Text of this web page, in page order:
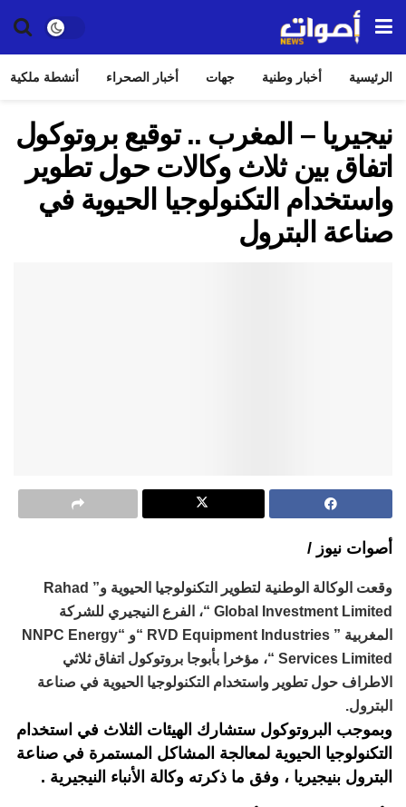
الرئيسية أخبار وطنية جهات أخبار الصحراء أنشطة ملكية
نيجيريا – المغرب .. توقيع بروتوكول
اتفاق بين ثلاث وكالات حول تطوير
واستخدام التكنولوجيا الحيوية في
صناعة البترول
أصوات نيوز /
وقعت الوكالة الوطنية لتطوير التكنولوجيا الحيوية و” Rahad
Global Investment Limited “، الفرع النيجيري للشركة
المغربية ” RVD Equipment Industries “و “NNPC Energy
Services Limited “، مؤخرا بأبوجا بروتوكول اتفاق ثلاثي
الاطراف حول تطوير واستخدام التكنولوجيا الحيوية في صناعة
البترول.
وبموجب البروتوكول ستشارك الهيئات الثلاث في استخدام
التكنولوجيا الحيوية لمعالجة المشاكل المستمرة في صناعة
البترول بنيجيريا ، وفق ما ذكرته وكالة الأنباء النيجيرية .